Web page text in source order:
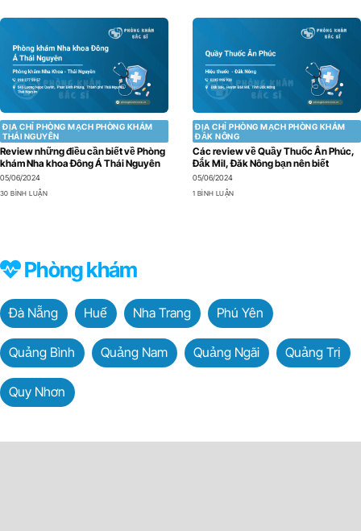
ĐỊA CHỈ PHÒNG MẠCH PHÒNG KHÁM
THÁI NGUYÊN
Review những điều cần biết về Phòng
khám Nha khoa Đông Á Thái Nguyên
05/06/2024
30 BÌNH LUẬN
ĐỊA CHỈ PHÒNG MẠCH PHÒNG KHÁM
ĐẮK NÔNG
Các review về Quầy Thuốc Ân Phúc,
Đắk Mil, Đăk Nông bạn nên biết
05/06/2024
1 BÌNH LUẬN
Phòng khám
Đà Nẵng Huế Nha Trang Phú Yên
Quảng Bình Quảng Nam Quảng Ngãi Quảng Trị
Quy Nhơn